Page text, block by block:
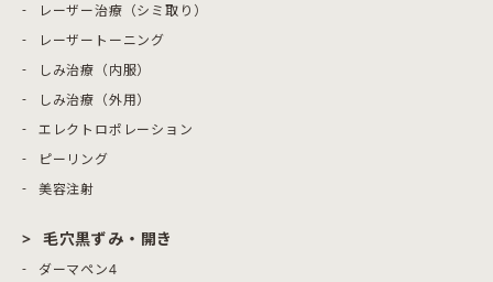
レーザー治療（シミ取り）
レーザートーニング
しみ治療（内服）
しみ治療（外用）
エレクトロポレーション
ピーリング
美容注射
毛穴黒ずみ・開き
ダーマペン4